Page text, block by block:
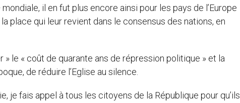
il en fut plus encore ainsi pour les pays de l’Europe
place qui leur revient dans le consensus des nations, en
le « coût de quarante ans de répression politique » et la
de réduire l’Eglise au silence.
je fais appel à tous les citoyens de la République pour qu’ils